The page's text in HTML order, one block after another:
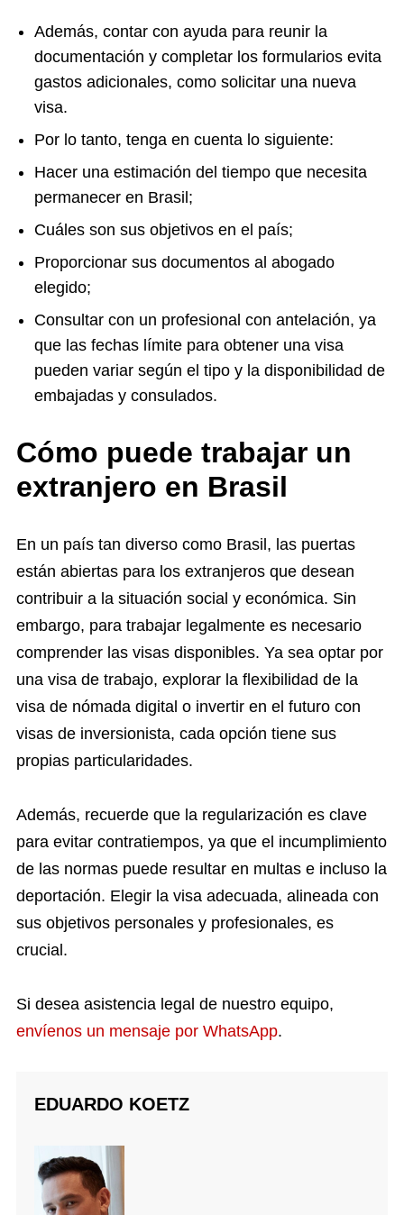
Además, contar con ayuda para reunir la
documentación y completar los formularios evita
gastos adicionales, como solicitar una nueva
visa.
Por lo tanto, tenga en cuenta lo siguiente:
Hacer una estimación del tiempo que necesita
permanecer en Brasil;
Cuáles son sus objetivos en el país;
Proporcionar sus documentos al abogado
elegido;
Consultar con un profesional con antelación, ya
que las fechas límite para obtener una visa
pueden variar según el tipo y la disponibilidad de
embajadas y consulados.
Cómo puede trabajar un
extranjero en Brasil
En un país tan diverso como Brasil, las puertas
están abiertas para los extranjeros que desean
contribuir a la situación social y económica. Sin
embargo, para trabajar legalmente es necesario
comprender las visas disponibles. Ya sea optar por
una visa de trabajo, explorar la flexibilidad de la
visa de nómada digital o invertir en el futuro con
visas de inversionista, cada opción tiene sus
propias particularidades.
Además, recuerde que la regularización es clave
para evitar contratiempos, ya que el incumplimiento
de las normas puede resultar en multas e incluso la
deportación. Elegir la visa adecuada, alineada con
sus objetivos personales y profesionales, es
crucial.
Si desea asistencia legal de nuestro equipo,
envíenos un mensaje por WhatsApp.
EDUARDO KOETZ